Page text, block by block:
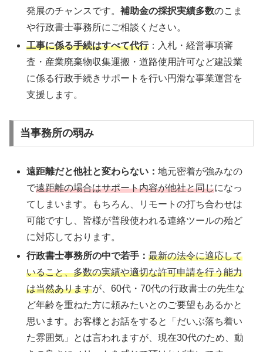
発展のチャンスです。補助金の採択実績多数のこま
や行政書士事務所にご相談ください。
工事に係る手続はすべて代行：入札・経営事項審
査・産業廃棄物収集運搬・道路使用許可など建設業
に係る行政手続きサポートを行い円滑な事業運営を
支援します。
当事務所の弱み
遠距離だと他社と変わらない：地元密着が強みなの
で遠距離の場合はサポート内容が他社と同じになっ
てしまいます。もちろん、リモートの打ち合わせは
可能ですし、皆様が普段使われる連絡ツールの殆ど
に対応しております。
行政書士事務所の中で若手：最新の法令に適応して
いること、多数の実績や適切な許可申請を行う能力
は当然ありますが、60代・70代の行政書士の先生な
ど年齢を重ねた方に頼みたいとのご要望もあるかと
思います。お客様とお話をすると「だいぶ落ち着い
た雰囲気」とは言われますが、現在30代のため、動